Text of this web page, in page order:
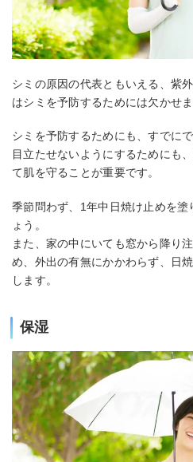
シミの原因の代表ともいえる、紫
はシミを予防するためには欠かせま
シミを予防するためにも、すでに
目立たせないようにするためにも
て肌を守ることが重要です。
季節問わず、1年中日焼け止めを塗
ょう。
また、家の中にいても窓から降り
め、外出の有無にかかわらず、日
します。
保湿